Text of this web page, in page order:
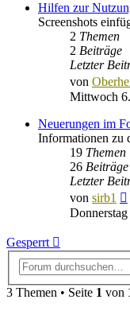
Hilfen zur
Screenshots
2 Themen
2 Beiträge
Letzter
von
Mittwoch
Neuerungen im
Informationen zu
19 Themen
26 Beiträge
Letzter
von sirb1
Gesperrt
3 Themen • Seite 1 von